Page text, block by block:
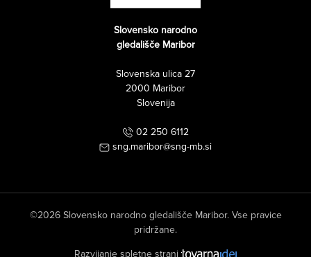
Slovensko narodno
gledališče Maribor
Slovenska ulica 27
2000 Maribor
Slovenija
02 250 6112
sng.maribor@sng-mb.si
©2026 Slovensko narodno gledališče Maribor. Vse pravice
pridržane.
Razvijanje spletne strani